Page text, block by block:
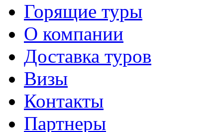
Горящие туры
О компании
Доставка туров
Визы
Контакты
Партнеры